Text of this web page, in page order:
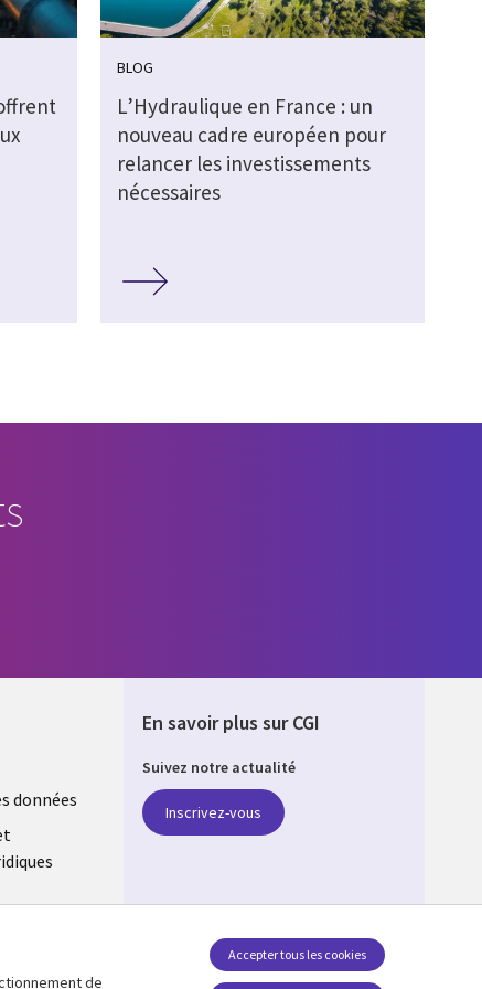
BLOG
L’Hydraulique en France : un
nouveau cadre européen pour
relancer les investissements
nécessaires
données
En savoir plus sur CGI
Suivez notre actualité
Inscrivez-vous
de
Accepter tous les cookies